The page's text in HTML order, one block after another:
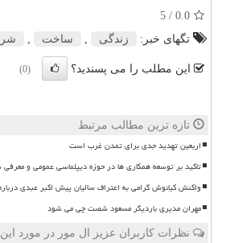
0.0
/ 5
تگهای خبر:
زندگی , ساخت ,
این مطلب را می پسندید؟ (0)
تازه ترین مطالب مرتبط
اربعین تهدید جدی برای تمدن غرب است
تاکید بر توسعه همکاری ها در حوزه دیپلماسی عمومی و معرفی
واکنش کیانوش گرامی به اعتراف سالیان پیش اکبر عبدی
مهران مدیری باردیگر مسعود شصت چی می شود
نظرات کاربران عزیز ال مور در مورد